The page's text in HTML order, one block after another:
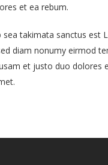
et ea rebum.
sea takimata sanctus
diam nonumy eirmod
et justo duo dolores